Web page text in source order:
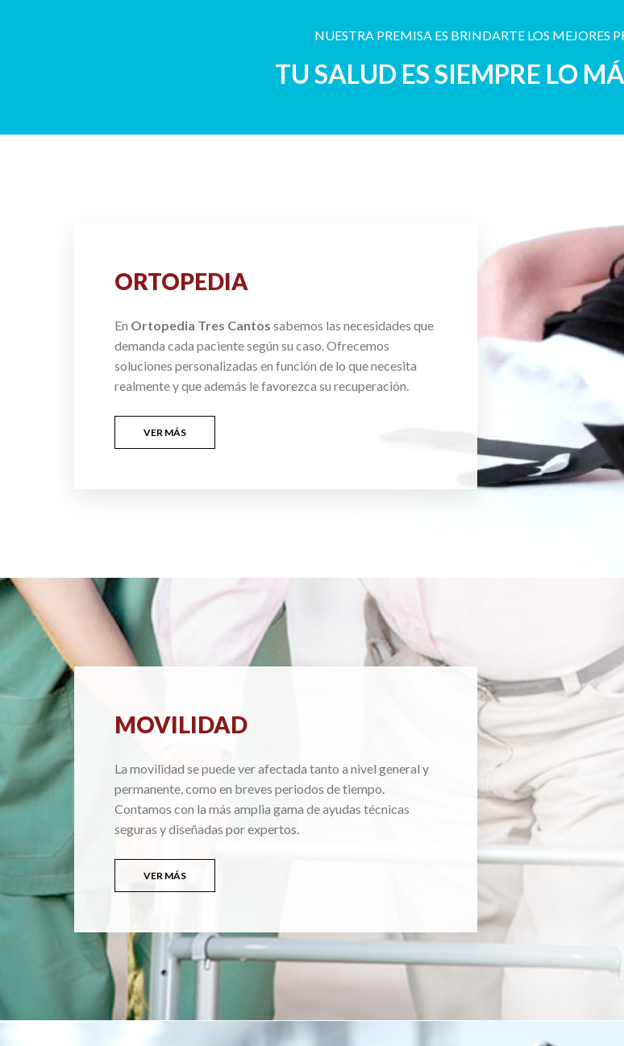
NUESTRA PREMISA ES BRINDARTE LOS MEJORES
TU SALUD ES SIEMPRE LO
ORTOPEDIA
En Ortopedia Tres Cantos sabemos las necesidades que
demanda cada paciente según su caso. Ofrecemos
soluciones personalizadas en función de lo que necesita
realmente y que además le favorezca su recuperación.
VER MÁS
MOVILIDAD
La movilidad se puede ver afectada tanto a nivel general y
permanente, como en breves periodos de tiempo.
Contamos con la más amplia gama de ayudas técnicas
seguras y diseñadas por expertos.
VER MÁS